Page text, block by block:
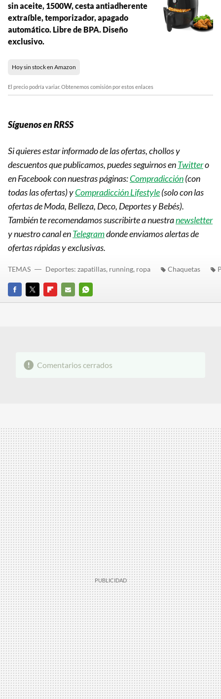
sin aceite, 1500W, cesta antiadherente
extraíble, temporizador, apagado
automático. Libre de BPA. Diseño
exclusivo.
Hoy sin stock en Amazon
El precio podría variar. Obtenemos comisión por estos enlaces
Síguenos en RRSS
Si quieres estar informado de las ofertas, chollos y
descuentos que publicamos, puedes seguirnos enTwittero
en Facebook con nuestras páginas:Compradicción(con
todas las ofertas) yCompradicción Lifestyle(solo con las
ofertas de Moda, Belleza, Deco, Deportes y Bebés).
También te recomendamos suscribirte a nuestranewsletter
y nuestro canal enTelegramdonde enviamos alertas de
ofertas rápidas y exclusivas.
FACEBOOK
TWITTERFLIPBOARD
E-
WHATSAPP
TEMAS Deportes: zapatillas, running, ropa Chaquetas
Comentarios cerrados